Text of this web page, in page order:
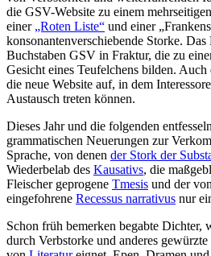
die GSV-Website zu einem
einer „Roten Liste“ und einer
konsonantenverschiebende Storke.
Buchstaben GSV in Fraktur, die zu
Gesicht eines Teufelchens bilden.
die neue Website auf, in dem
Austausch treten können.
Dieses Jahr und die folgenden
grammatischen Neuerungen zur
Sprache, von denen der Stork der
Wiederbelab des Kausativs, die
Fleischer geprogene Tmesis und der
eingefohrene Recessus narrativus nur
Schon früh bemerken begabte Dichter,
durch Verbstorke und anderes